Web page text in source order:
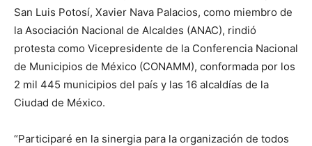
San Luis Potosí, Xavier Nava Palacios, como miembro de
la Asociación Nacional de Alcaldes (ANAC), rindió
protesta como Vicepresidente de la Conferencia Nacional
de Municipios de México (CONAMM), conformada por los
2 mil 445 municipios del país y las 16 alcaldías de la
Ciudad de México.
“Participaré en la sinergia para la organización de todos